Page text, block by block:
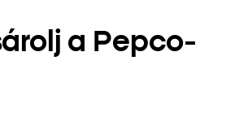
a Pepco-